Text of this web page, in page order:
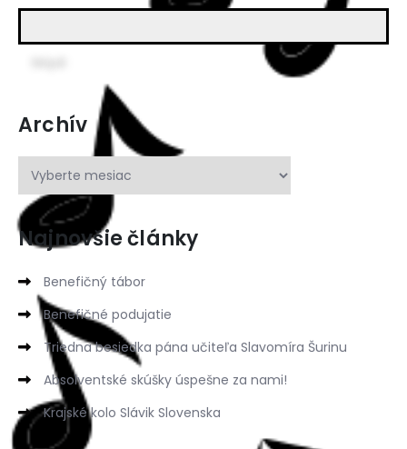
Archív
Najnovšie články
Benefičný tábor
Benefičné podujatie
Triedna besiedka pána učiteľa Slavomíra Šurinu
Absolventské skúšky úspešne za nami!
Krajské kolo Slávik Slovenska